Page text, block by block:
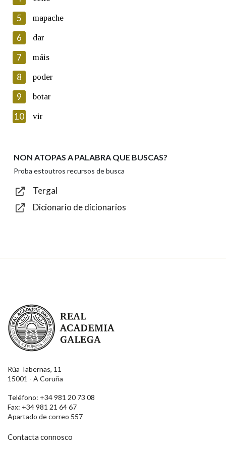
Lin e acepto as condicións da política de
Introduce o código que aparece na imaxe:
Texto de verificación
Enviar
5 mapache
6 dar
7 máis
8 poder
9 botar
10 vir
NON ATOPAS A PALABRA QUE BUSCAS?
Proba estoutros recursos de busca
Tergal
Dicionario de dicionarios
Real Academia Galega
Rúa Tabernas, 11
15001 - A Coruña
Teléfono: +34 981 20 73 08
Fax: +34 981 21 64 67
Apartado de correo 557
Contacta connosco